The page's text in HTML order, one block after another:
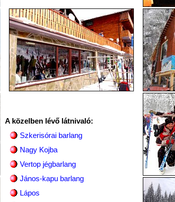
A közelben lévő látnivaló:
Szkerisórai barlang
Nagy Kojba
Vertop jégbarlang
János-kapu barlang
Lápos